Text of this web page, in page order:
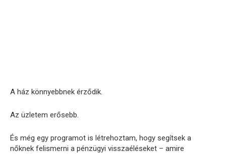
A ház könnyebbnek érződik.
Az üzletem erősebb.
És még egy programot is létrehoztam, hogy segítsek a
nőknek felismerni a pénzügyi visszaéléseket – amire